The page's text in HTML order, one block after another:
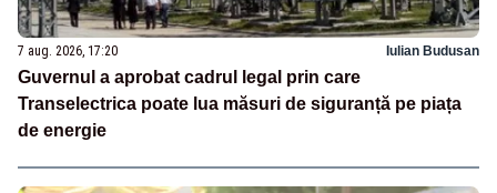
7 aug. 2026, 17:20 Iulian Budusan
Guvernul a aprobat cadrul legal prin care
Transelectrica poate lua măsuri de siguranță pe piața
de energie